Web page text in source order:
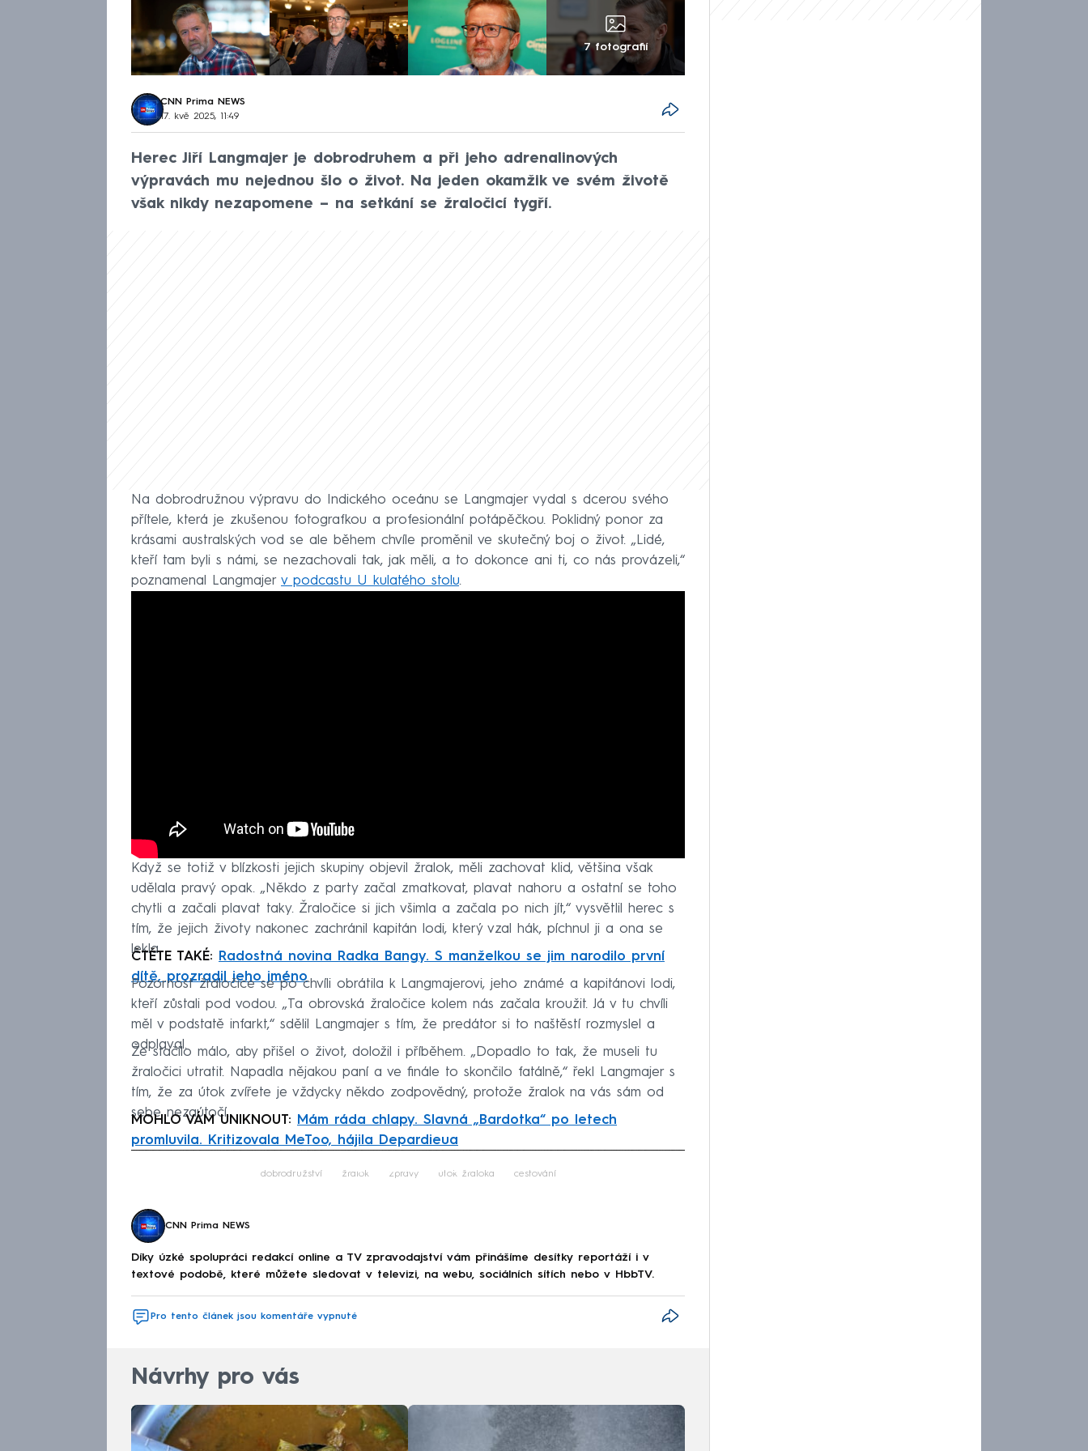
7 fotografií
CNN Prima NEWS
17. kvě 2025, 11:49
Herec Jiří Langmajer je dobrodruhem a při jeho adrenalinových
výpravách mu nejednou šlo o život. Na jeden okamžik ve svém životě
však nikdy nezapomene – na setkání se žraločicí tygří.
Na dobrodružnou výpravu do Indického oceánu se Langmajer vydal s dcerou svého
přítele, která je zkušenou fotografkou a profesionální potápěčkou. Poklidný ponor za
krásami australských vod se ale během chvíle proměnil ve skutečný boj o život. „Lidé,
kteří tam byli s námi, se nezachovali tak, jak měli, a to dokonce ani ti, co nás provázeli,“
poznamenal Langmajer v podcastu U kulatého stolu.
Když se totiž v blízkosti jejich skupiny objevil žralok, měli zachovat klid, většina však
udělala pravý opak. „Někdo z party začal zmatkovat, plavat nahoru a ostatní se toho
chytli a začali plavat taky. Žraločice si jich všimla a začala po nich jít,“ vysvětlil herec s
tím, že jejich životy nakonec zachránil kapitán lodi, který vzal hák, píchnul ji a ona se
lekla.
ČTĚTE TAKÉ:
Radostná novina Radka Bangy. S manželkou se jim narodilo první
dítě, prozradil jeho jméno
Pozornost žraločice se po chvíli obrátila k Langmajerovi, jeho známé a kapitánovi lodi,
kteří zůstali pod vodou. „Ta obrovská žraločice kolem nás začala kroužit. Já v tu chvíli
měl v podstatě infarkt,“ sdělil Langmajer s tím, že predátor si to naštěstí rozmyslel a
odplaval.
Že stačilo málo, aby přišel o život, doložil i příběhem. „Dopadlo to tak, že museli tu
žraločici utratit. Napadla nějakou paní a ve finále to skončilo fatálně,“ řekl Langmajer s
tím, že za útok zvířete je vždycky někdo zodpovědný, protože žralok na vás sám od
sebe nezaútočí.
MOHLO VÁM UNIKNOUT:
Mám ráda chlapy. Slavná „Bardotka“ po letech
promluvila. Kritizovala MeToo, hájila Depardieua
Failed to fetch
dobrodružství žralok zprávy útok žraloka cestování
CNN Prima NEWS
Díky úzké spolupráci redakcí online a TV zpravodajství vám přinášíme desítky reportáží i v
textové podobě, které můžete sledovat v televizi, na webu, sociálních sítích nebo v HbbTV.
Pro tento článek jsou komentáře vypnuté
Návrhy pro vás